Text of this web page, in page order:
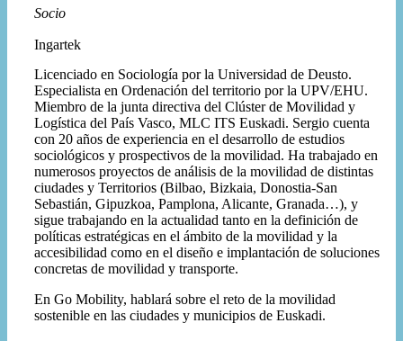
Socio
Ingartek
Licenciado en Sociología por la Universidad de Deusto.
Especialista en Ordenación del territorio por la UPV/EHU.
Miembro de la junta directiva del Clúster de Movilidad y
Logística del País Vasco, MLC ITS Euskadi. Sergio cuenta
con 20 años de experiencia en el desarrollo de estudios
sociológicos y prospectivos de la movilidad. Ha trabajado en
numerosos proyectos de análisis de la movilidad de distintas
ciudades y Territorios (Bilbao, Bizkaia, Donostia-San
Sebastián, Gipuzkoa, Pamplona, Alicante, Granada…), y
sigue trabajando en la actualidad tanto en la definición de
políticas estratégicas en el ámbito de la movilidad y la
accesibilidad como en el diseño e implantación de soluciones
concretas de movilidad y transporte.
En Go Mobility, hablará sobre el reto de la movilidad
sostenible en las ciudades y municipios de Euskadi.